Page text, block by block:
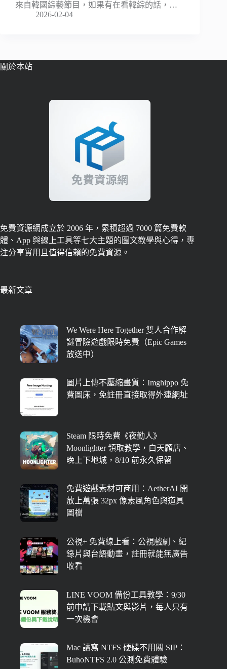
來自韓國綜藝節目，如果有在看韓綜的話，…
2026-02-04
關於本站
免費資源網成立於 2006 年，累積超過 7000 篇免費軟
體、App 與線上工具等七大主題的圖文教學與心得，專
注分享實用且值得信賴的免費資源。
最新文章
We Were Here Together 雙人合作解
謎冒險遊戲限時免費（Epic Games
放送中）
圖片上傳不壓縮畫質：Imghippo 免
費圖床，免註冊直接取得外連網址
Steam 限時免費《夜勤人》
Moonlighter 領取教學，白天顧店、
晚上下地城，8/10 前永久保留
免費遊戲素材可商用：AetherAI 開
放上萬張 32px 像素風角色與道具
圖檔
公視+ 免費線上看：公視戲劇、紀
錄片與台語動畫，註冊就能無廣告
收看
LINE VOOM 備份工具教學：9/30
前申請下載貼文與影片，每人只有
一次機會
Mac 讀寫 NTFS 硬碟不用關 SIP：
BuhoNTFS 2.0 公測免費體驗